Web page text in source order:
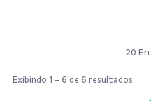
20
Exibindo 1 - 6 de 6 resultados.